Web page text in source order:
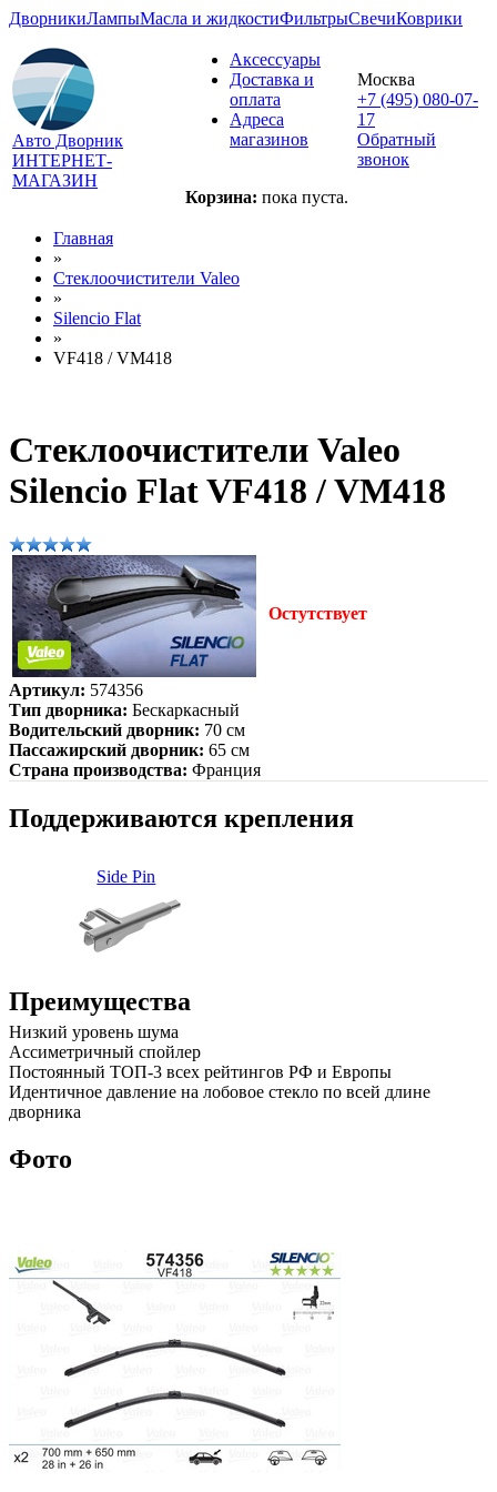
ДворникиЛампыМасла и жидкостиФильтрыСвечиКоврики
Авто Дворник
ИНТЕРНЕТ-
МАГАЗИН
Аксессуары
Доставка и
оплата
Адреса
магазинов
Корзина: пока пуста.
Москва
+7 (495) 080-07-
17
Обратный
звонок
Главная
»
Стеклоочистители Valeo
»
Silencio Flat
»
VF418 / VM418
Стеклоочистители Valeo
Silencio Flat VF418 / VM418
Остутствует
Артикул: 574356
Тип дворника: Бескаркасный
Водительский дворник: 70 см
Пассажирский дворник: 65 см
Страна производства: Франция
Поддерживаются крепления
Side Pin
Преимущества
Низкий уровень шума
Ассиметричный спойлер
Постоянный ТОП-3 всех рейтингов РФ и Европы
Идентичное давление на лобовое стекло по всей длине
дворника
Фото